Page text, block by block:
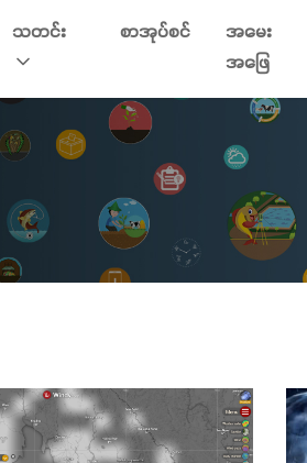
သတင်း စာအုပ်စင်
အမေး
အဖြေ